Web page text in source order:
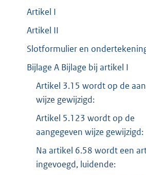
Artikel I
Artikel II
Slotformulier en
Bijlage A Bijlage bij artikel I
Artikel 3.15 wordt op de
wijze gewijzigd:
Artikel 5.123 wordt op de
aangegeven wijze gewijzigd:
Na artikel 6.58 wordt een
ingevoegd, luidende: